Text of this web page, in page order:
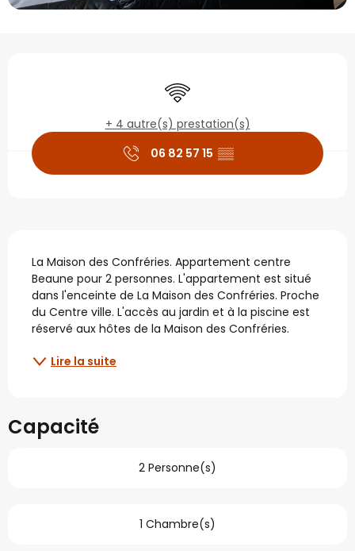
Ouverture et
WiFi
+ 4 autre(s) prestation(s)
06 82 57 15 ▒▒
Description
La Maison des Confréries. Appartement centre
Beaune pour 2 personnes. L'appartement est situé
dans l'enceinte de La Maison des Confréries. Proche
du Centre ville. L'accès au jardin et à la piscine est
réservé aux hôtes de la Maison des Confréries.
Lire la suite
Capacité
2 Personne(s)
1 Chambre(s)